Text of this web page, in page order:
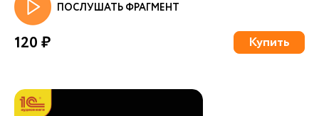
ПОСЛУШАТЬ ФРАГМЕНТ
120 ₽ Купить